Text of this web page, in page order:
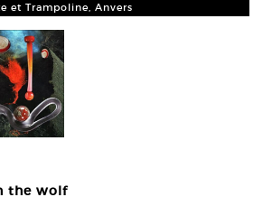
et Trampoline, Anvers
the wolf